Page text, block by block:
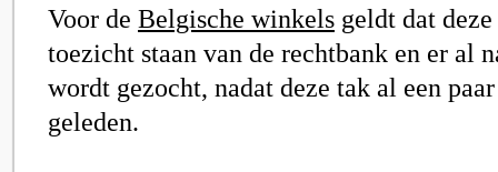
Voor de Belgische winkels geldt dat
toezicht staan van de rechtbank en er al
wordt gezocht, nadat deze tak al een
geleden.